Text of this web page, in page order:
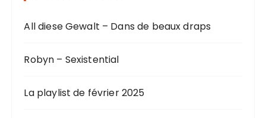
All diese Gewalt – Dans de beaux draps
Robyn – Sexistential
La playlist de février 2025